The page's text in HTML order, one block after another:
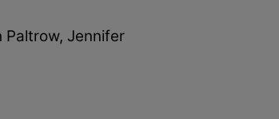
Jennifer